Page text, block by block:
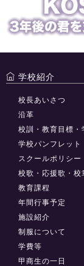
学校紹介
校長あいさつ
沿革
校訓・教育目標・
学校パンフレット
スクールポリシー
校歌・応援歌・校
教育課程
年間行事予定
施設紹介
制服について
学費等
甲商生の一日